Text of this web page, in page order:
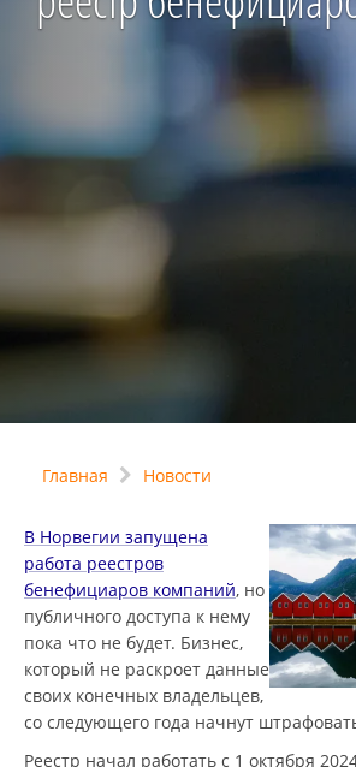
Главная Новости
В Норвегии запущена
работа реестров
бенефициаров компаний, но
публичного доступа к нему
пока что не будет. Бизнес,
который не раскроет данные
своих конечных владельцев,
со следующего года начнут
Реестр начал работать с 1 октября